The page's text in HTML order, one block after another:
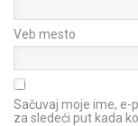
Veb mesto
Sačuvaj moje ime, e-
za sledeći put kada